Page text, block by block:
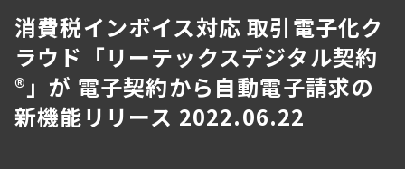
消費税インボイス対応 取引電子化ク
ラウド「リーテックスデジタル契約
®︎」が 電子契約から自動電子請求の
新機能リリース 2022.06.22